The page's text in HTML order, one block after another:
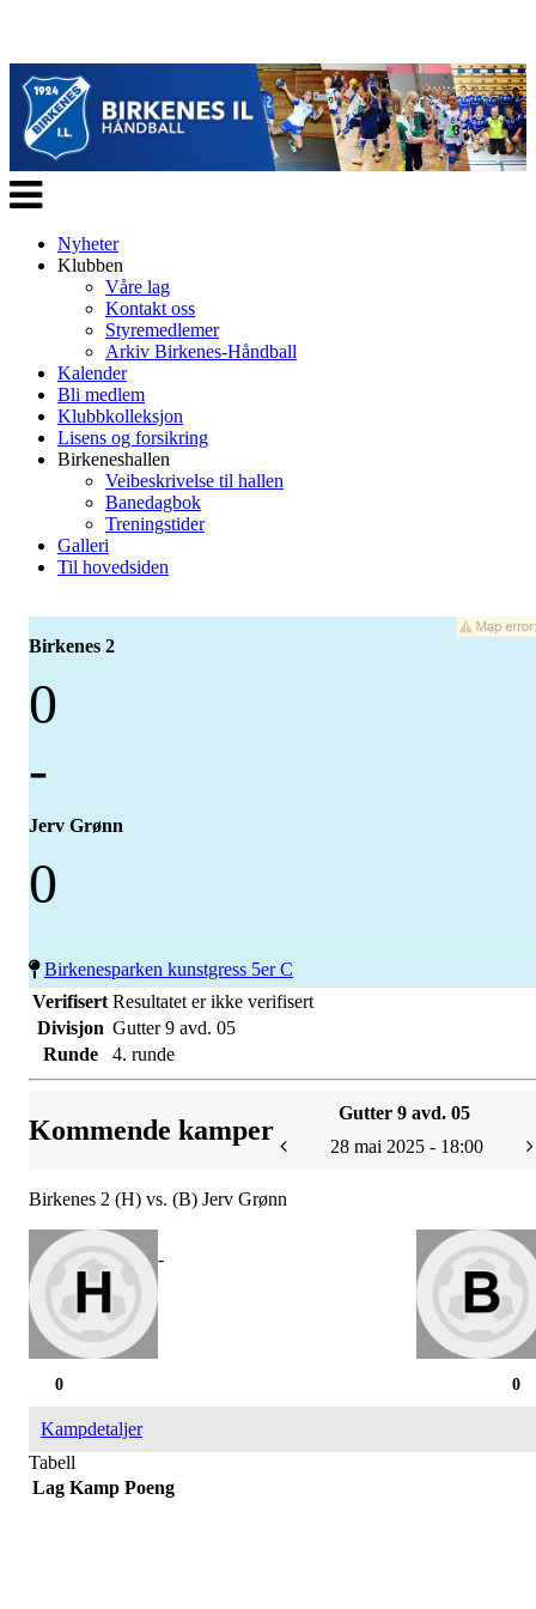
Veksle
navigasjon
Nyheter
Klubben
Våre lag
Kontakt oss
Styremedlemer
Arkiv Birkenes-Håndball
Kalender
Bli medlem
Klubbkolleksjon
Lisens og forsikring
Birkeneshallen
Veibeskrivelse til hallen
Banedagbok
Treningstider
Galleri
Til hovedsiden
Birkenes 2
0
-
Jerv Grønn
0
Birkenesparken kunstgress 5er C
Verifisert Resultatet er ikke verifisert
Divisjon Gutter 9 avd. 05
Runde
4. runde
Kommende kamper
Gutter 9 avd. 05
28 mai 2025 - 18:00
Birkenes 2 (H) vs. (B) Jerv Grønn
-
0
0
Kampdetaljer
Tabell
Lag Kamp Poeng